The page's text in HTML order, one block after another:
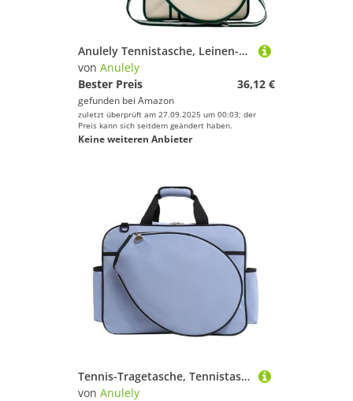
Anulely Tennistasche, Leinen-Schläger-Tragetasche, große Canvas-Tennistasche, Tennistasche, Badmintonschläger, Tragetasche für Damen und Herren
von Anulely
Bester Preis
36,12 €
gefunden bei Amazon
zuletzt überprüft am 27.09.2025 um 00:03; der
Preis kann sich seitdem geändert haben.
Keine weiteren Anbieter
Tennis-Tragetasche, Tennistasche, Schläger-Tragetasche, tragbar, wasserdicht, Einzelschultertaschen für Badmintonschläger
von Anulely